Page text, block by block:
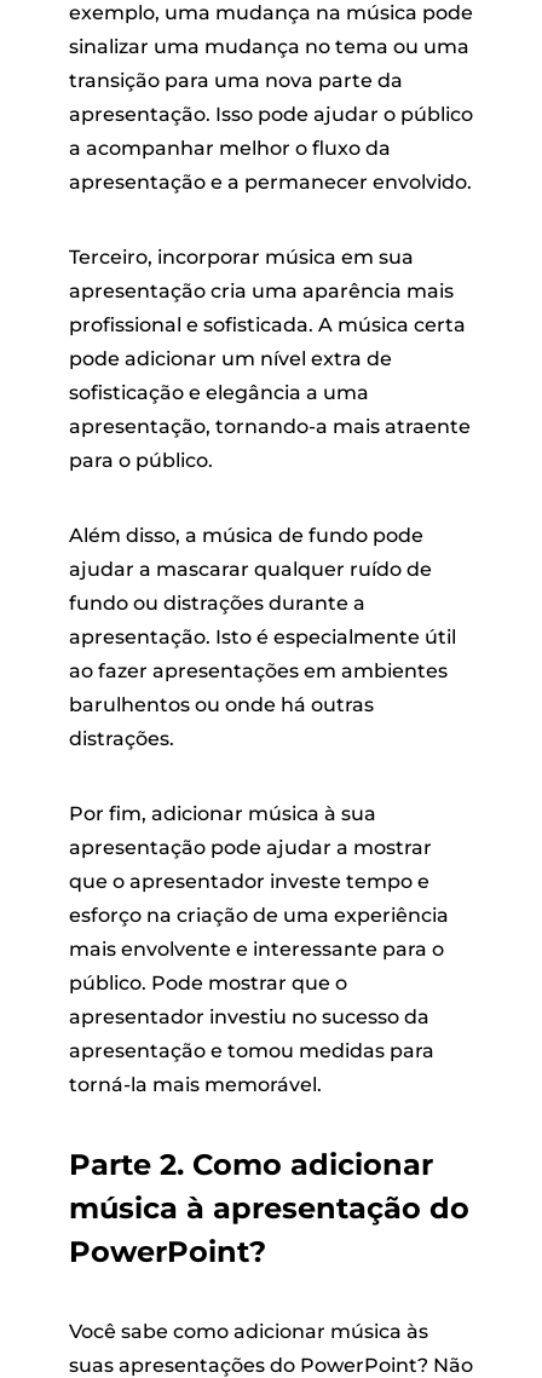
exemplo, uma mudança na música pode
sinalizar uma mudança no tema ou uma
transição para uma nova parte da
apresentação. Isso pode ajudar o público
a acompanhar melhor o fluxo da
apresentação e a permanecer envolvido.
Terceiro, incorporar música em sua
apresentação cria uma aparência mais
profissional e sofisticada. A música certa
pode adicionar um nível extra de
sofisticação e elegância a uma
apresentação, tornando-a mais atraente
para o público.
Além disso, a música de fundo pode
ajudar a mascarar qualquer ruído de
fundo ou distrações durante a
apresentação. Isto é especialmente útil
ao fazer apresentações em ambientes
barulhentos ou onde há outras
distrações.
Por fim, adicionar música à sua
apresentação pode ajudar a mostrar
que o apresentador investe tempo e
esforço na criação de uma experiência
mais envolvente e interessante para o
público. Pode mostrar que o
apresentador investiu no sucesso da
apresentação e tomou medidas para
torná-la mais memorável.
Parte 2. Como adicionar
música à apresentação do
PowerPoint?
Você sabe como adicionar música às
suas apresentações do PowerPoint? Não